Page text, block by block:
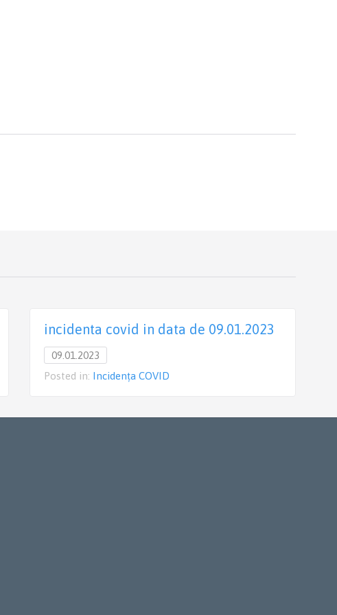
incidenta covid in data de 09.01.2023
09.01.2023
Posted in: Incidența COVID